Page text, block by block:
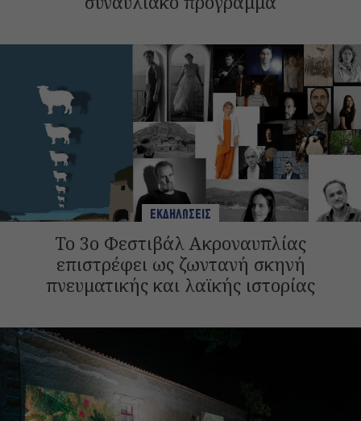
ΕΚΔΗΛΩΣΕΙΣ
Το 3ο Φεστιβάλ Ακροναυπλίας
επιστρέφει ως ζωντανή σκηνή
πνευματικής και λαϊκής ιστορίας